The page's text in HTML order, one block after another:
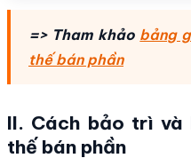
=> Tham khảo bảng
thế bán phần
II. Cách bảo trì và
thế bán phần